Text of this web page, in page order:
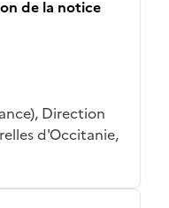
de la notice
Direction
d'Occitanie,